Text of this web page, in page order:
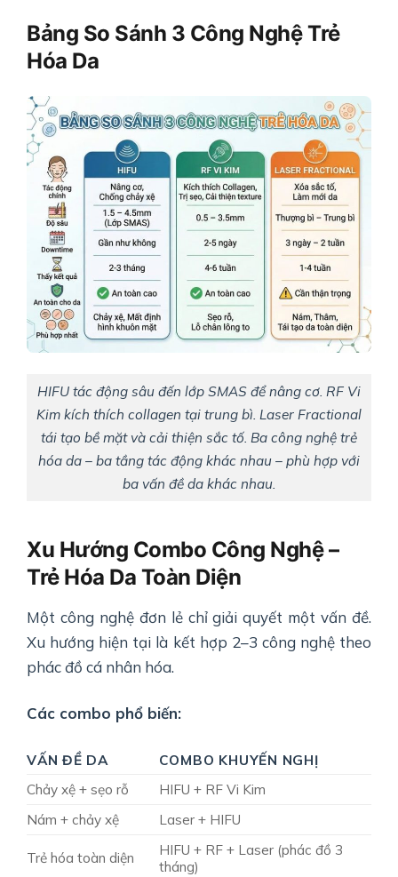
Bảng So Sánh 3 Công Nghệ Trẻ
Hóa Da
HIFU tác động sâu đến lớp SMAS để nâng cơ. RF Vi
Kim kích thích collagen tại trung bì. Laser Fractional
tái tạo bề mặt và cải thiện sắc tố. Ba công nghệ trẻ
hóa da – ba tầng tác động khác nhau – phù hợp với
ba vấn đề da khác nhau.
Xu Hướng Combo Công Nghệ –
Trẻ Hóa Da Toàn Diện
Một công nghệ đơn lẻ chỉ giải quyết một vấn đề.
Xu hướng hiện tại là kết hợp 2–3 công nghệ theo
phác đồ cá nhân hóa.
Các combo phổ biến:
VẤN ĐỀ DA
COMBO KHUYẾN NGHỊ
Chảy xệ + sẹo rỗ
HIFU + RF Vi Kim
Nám + chảy xệ
Laser + HIFU
Trẻ hóa toàn diện
HIFU + RF + Laser (phác đồ 3
tháng)